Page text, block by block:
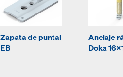
Zapata de puntal
EB
Anclaje
Doka